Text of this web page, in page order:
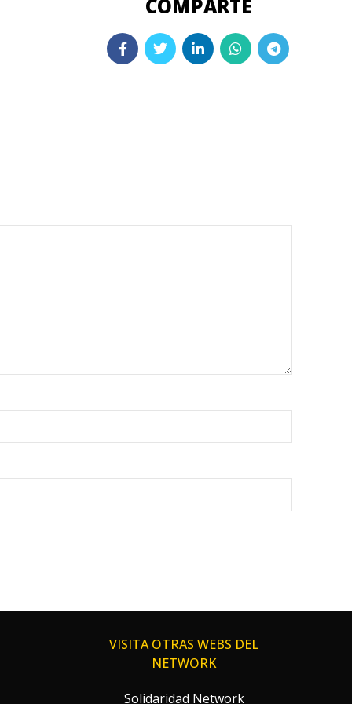
VISITA OTRAS WEBS DEL
NETWORK
Solidaridad Network